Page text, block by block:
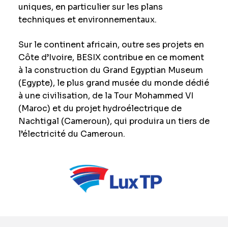
uniques, en particulier sur les plans
techniques et environnementaux.
Sur le continent africain, outre ses projets en
Côte d’Ivoire, BESIX contribue en ce moment
à la construction du Grand Egyptian Museum
(Egypte), le plus grand musée du monde dédié
à une civilisation, de la Tour Mohammed VI
(Maroc) et du projet hydroélectrique de
Nachtigal (Cameroun), qui produira un tiers de
l’électricité du Cameroun.